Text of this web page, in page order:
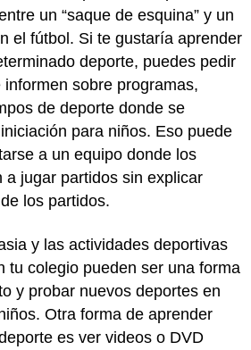
un “saque de esquina” y un
el fútbol. Si te gustaría aprender
deporte, puedes pedir
sobre programas,
de deporte donde se
para niños. Eso puede
a un equipo donde los
a jugar partidos sin explicar
los partidos.
y las actividades deportivas
tu colegio pueden ser una forma
y probar nuevos deportes en
Otra forma de aprender
es ver videos o DVD